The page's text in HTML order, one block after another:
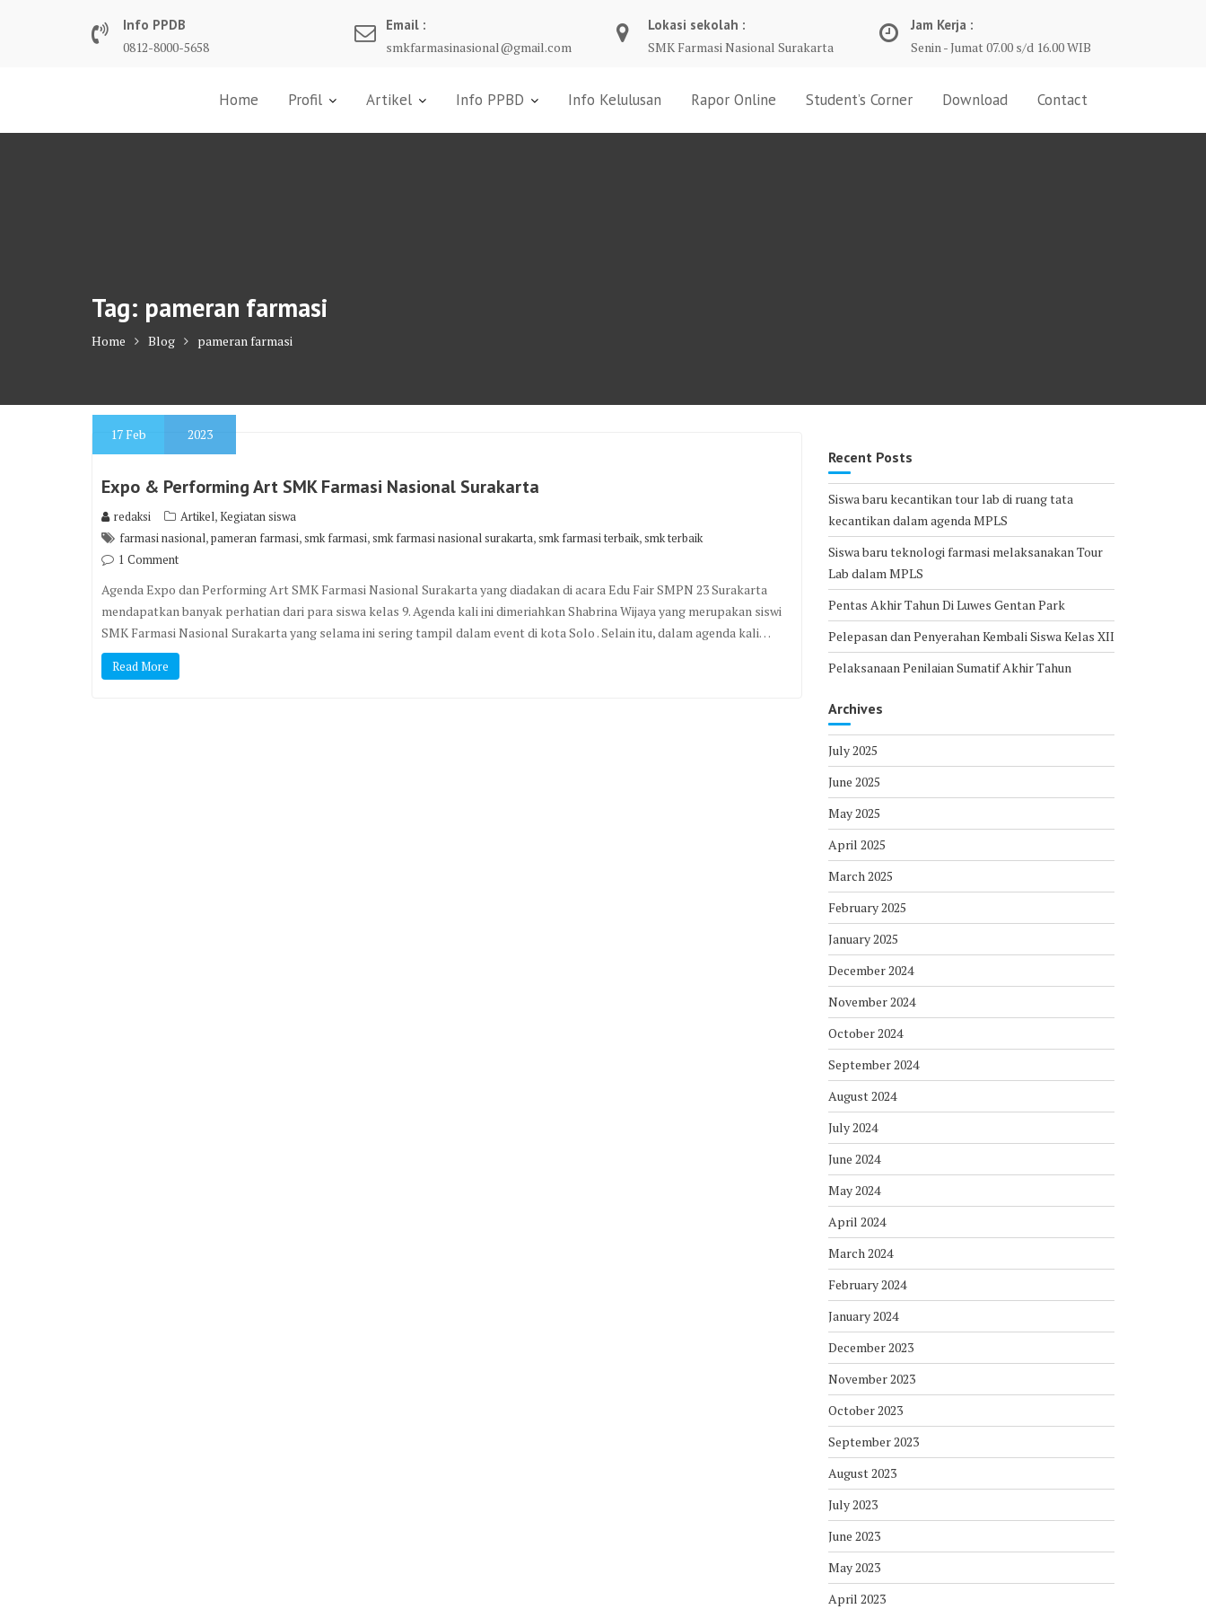
Info PPDB
0812-8000-5658
Email :
smkfarmasinasional@gmail.com
Lokasi sekolah :
SMK Farmasi Nasional Surakarta
Jam Kerja :
Senin - Jumat 07.00 s/d 16.00 WIB
Home Profil Artikel Info PPBD Info Kelulusan Rapor Online Student’s Corner Download Contact
Tag: pameran farmasi
Home Blog pameran farmasi
17Feb 2023
Expo & Performing Art SMK Farmasi Nasional Surakarta
redaksi Artikel,Kegiatan siswa
farmasi nasional,pameran farmasi,smk farmasi,smk farmasi nasional surakarta,smk farmasi terbaik,smk terbaik
1 Comment
Agenda Expo dan Performing Art SMK Farmasi Nasional Surakarta yang diadakan di acara Edu Fair SMPN 23 Surakarta
mendapatkan banyak perhatian dari para siswa kelas 9. Agenda kali ini dimeriahkan Shabrina Wijaya yang merupakan siswi
SMK Farmasi Nasional Surakarta yang selama ini sering tampil dalam event di kota Solo . Selain itu, dalam agenda kali…
Read More
Recent Posts
Siswa baru kecantikan tour lab di ruang tata
kecantikan dalam agenda MPLS
Siswa baru teknologi farmasi melaksanakan Tour
Lab dalam MPLS
Pentas Akhir Tahun Di Luwes Gentan Park
Pelepasan dan Penyerahan Kembali Siswa Kelas XII
Pelaksanaan Penilaian Sumatif Akhir Tahun
Archives
July 2025
June 2025
May 2025
April 2025
March 2025
February 2025
January 2025
December 2024
November 2024
October 2024
September 2024
August 2024
July 2024
June 2024
May 2024
April 2024
March 2024
February 2024
January 2024
December 2023
November 2023
October 2023
September 2023
August 2023
July 2023
June 2023
May 2023
April 2023